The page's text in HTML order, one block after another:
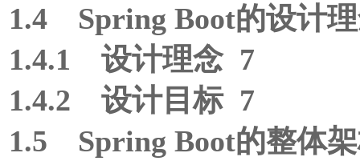
1.4 Spring Boot的设计
1.4.1 设计理念 7
1.4.2 设计目标 7
1.5 Spring Boot的整体